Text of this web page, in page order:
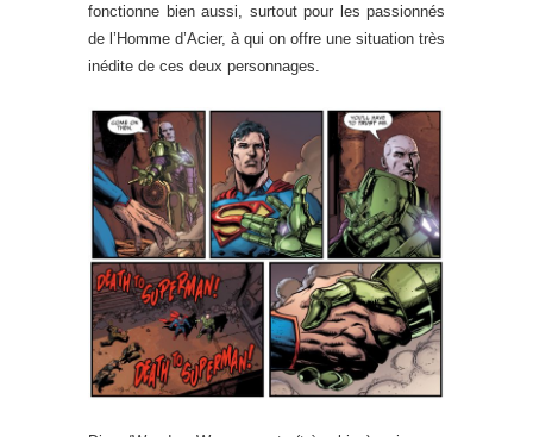
fonctionne bien aussi, surtout pour les passionnés
de l’Homme d’Acier, à qui on offre une situation très
inédite de ces deux personnages.